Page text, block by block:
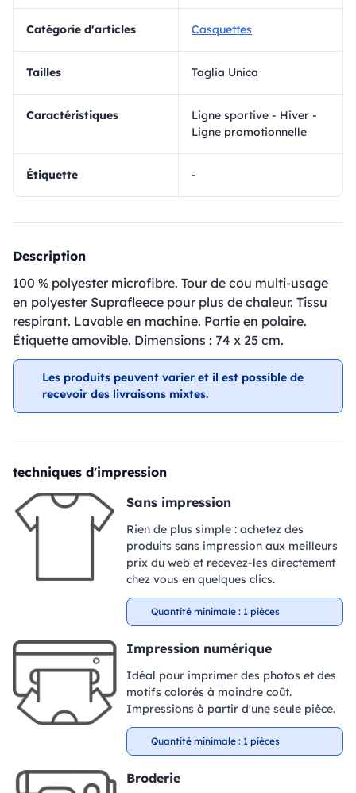
Catégorie d'articles Casquettes
Tailles Taglia Unica
Caractéristiques
Ligne sportive - Hiver -
Ligne promotionnelle
Étiquette -
Description
100 % polyester microfibre. Tour de cou multi-usage
en polyester Suprafleece pour plus de chaleur. Tissu
respirant. Lavable en machine. Partie en polaire.
Étiquette amovible. Dimensions : 74 x 25 cm.
Les produits peuvent varier et il est possible de
recevoir des livraisons mixtes.
techniques d'impression
Sans impression
Rien de plus simple : achetez des
produits sans impression aux meilleurs
prix du web et recevez-les directement
chez vous en quelques clics.
Quantité minimale : 1 pièces
Impression numérique
Idéal pour imprimer des photos et des
motifs colorés à moindre coût.
Impressions à partir d'une seule pièce.
Quantité minimale : 1 pièces
Broderie